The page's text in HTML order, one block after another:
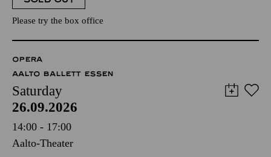
Please try the box office
OPERA
AALTO BALLETT ESSEN
Saturday
26.09.2026
14:00 - 17:00
Aalto-Theater